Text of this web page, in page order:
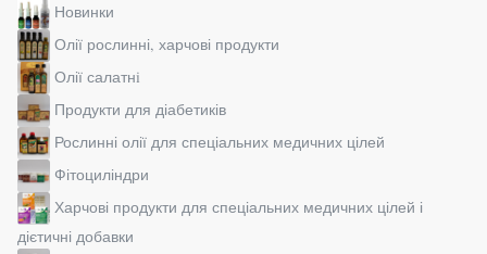
Новинки
Олії рослинні, харчові продукти
Олії салатнi
Продукти для діабетиків
Рослинні олії для спеціальних медичних цілей
Фітоциліндри
Харчові продукти для спеціальних медичних цілей і
дієтичні добавки